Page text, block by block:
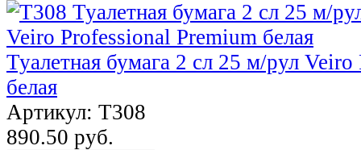
Туалетная бумага 2 сл 25 м/рул
белая
Артикул: T308
890.50 руб.